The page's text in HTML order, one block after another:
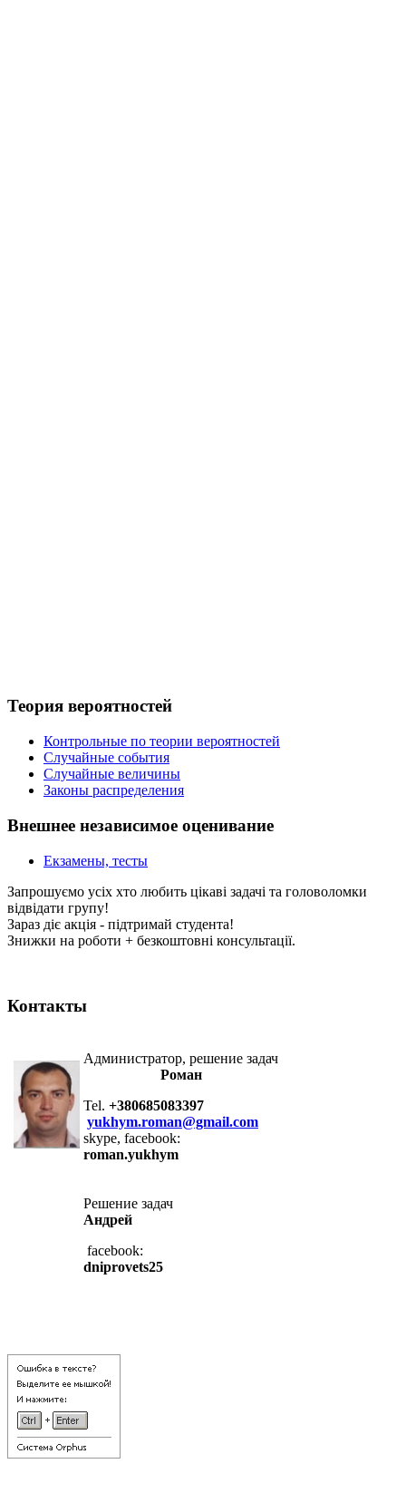
Теория вероятностей
Контрольные по теории вероятностей
Случайные события
Случайные величины
Законы распределения
Внешнее независимое оценивание
Екзамены, тесты
Запрошуємо усіх хто любить цікаві задачі та головоломки
відвідати групу!
Зараз діє акція - підтримай студента!
Знижки на роботи + безкоштовні консультації.
Контакты
Администратор, решение задач
Роман
Tel. +380685083397
yukhym.roman@gmail.com
skype, facebook:
roman.yukhym
Решение задач
Андрей
facebook:
dniprovets25